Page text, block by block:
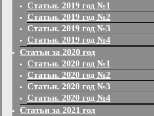
Статьи. 2019 год №1
Статьи. 2019 год №2
Статьи. 2019 год №3
Статьи. 2019 год №4
Статьи за 2020 год
Статьи. 2020 год №1
Статьи. 2020 год №2
Статьи. 2020 год №3
Статьи. 2020 год №4
Статьи за 2021 год